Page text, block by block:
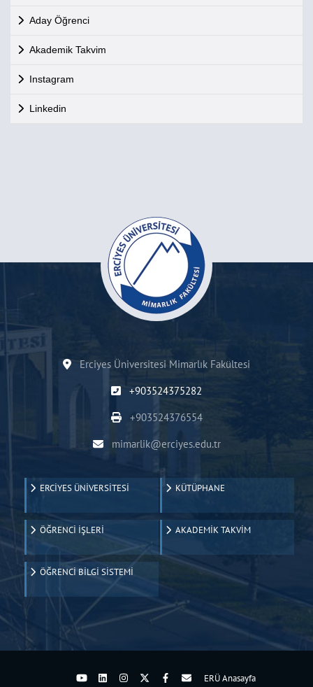
Aday Öğrenci
Akademik Takvim
Instagram
Linkedin
Erciyes Üniversitesi Mimarlık Fakültesi
+903524375282
+903524376554
mimarlik@erciyes.edu.tr
ERCİYES ÜNİVERSİTESİ KÜTÜPHANE
ÖĞRENCİ İŞLERİ AKADEMİK TAKVİM
ÖĞRENCİ BİLGİ SİSTEMİ
ERÜ Anasayfa